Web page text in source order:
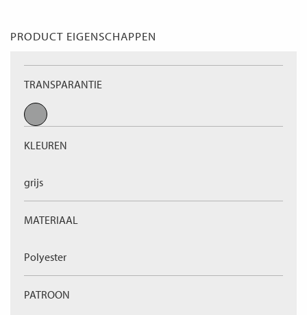
PRODUCT EIGENSCHAPPEN
TRANSPARANTIE
KLEUREN
grijs
MATERIAAL
Polyester
PATROON